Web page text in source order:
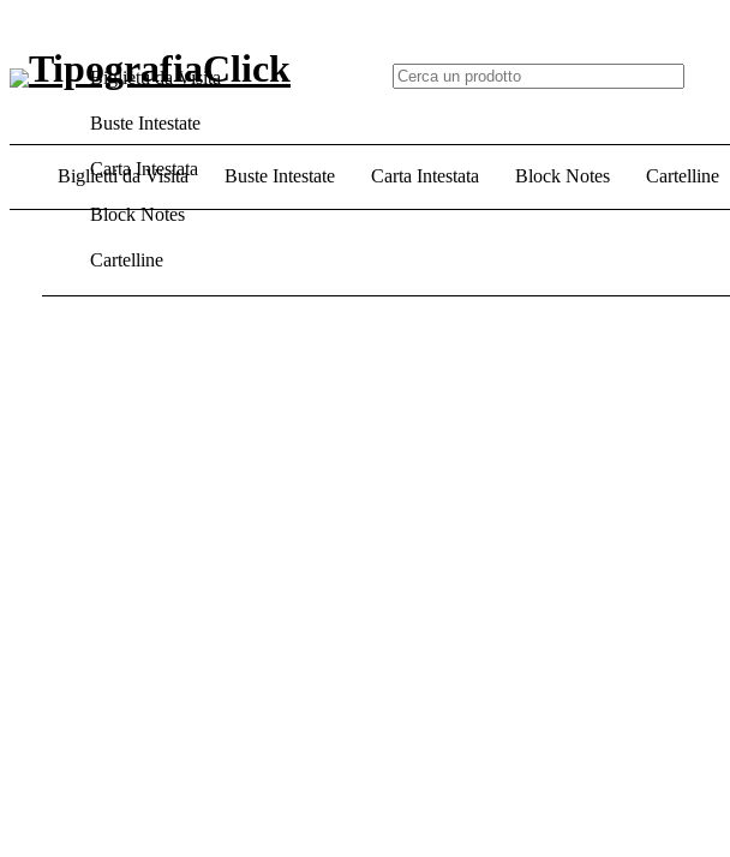
Biglietti da Visita
Buste Intestate
Carta Intestata
Block Notes
Cartelline
Biglietti da Visita Buste Intestate Carta Intestata Block Notes Cartelline